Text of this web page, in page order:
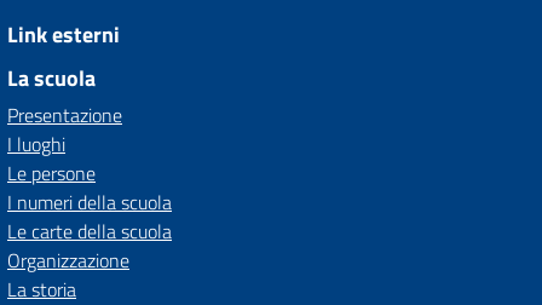
Link esterni
La scuola
Presentazione
I luoghi
Le persone
I numeri della scuola
Le carte della scuola
Organizzazione
La storia